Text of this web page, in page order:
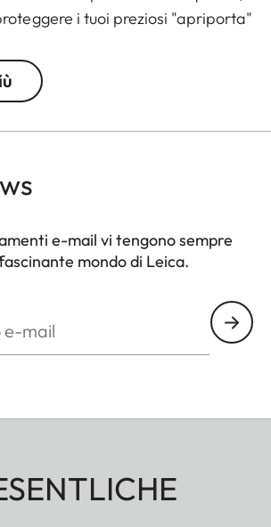
i tuoi preziosi "apriporta"
goffratura Leica, sarà un
per tutta la vita, tenendo le
e-mail vi tengono sempre
mondo di Leica.